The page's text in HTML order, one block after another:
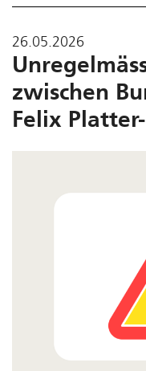
26.05.2026
zwischen
Felix